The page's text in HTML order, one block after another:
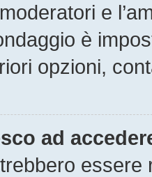
e
è
opzioni,
ad